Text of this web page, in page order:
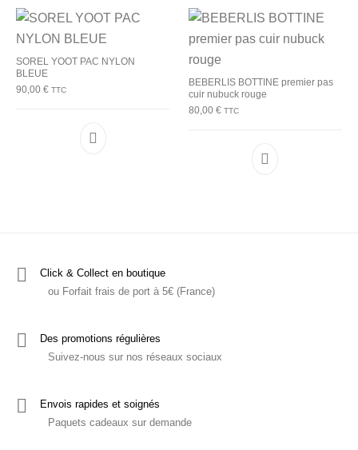
SOREL YOOT PAC NYLON
BLEUE
90,00€ TTC
Ce produit a plusieurs variations. Les options
BEBERLIS BOTTINE premier pas
cuir nubuck rouge
80,00 € TTC
Ce produit a
Click & Collect en boutique
ou Forfait frais de port à 5€ (France)
Des promotions régulières
Suivez-nous sur nos réseaux sociaux
Envois rapides et soignés
Paquets cadeaux sur demande